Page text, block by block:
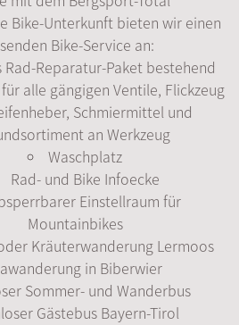
Bike-Unterkunft bieten wir einen
Bike-Service an:
Rad-Reparatur-Paket bestehend
alle gängigen Ventile, Flickzeug
Schmiermittel und
an Werkzeug
Waschplatz
Rad- und Bike Infoecke
Einstellraum für
Mountainbikes
Kräuterwanderung Lermoos
in Biberwier
Sommer- und Wanderbus
Gästebus Bayern-Tirol